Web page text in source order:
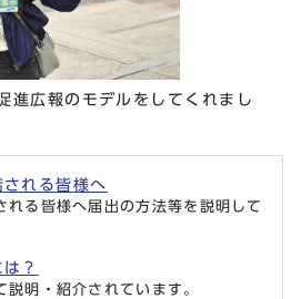
進広報のモデルをしてくれまし
れる皆様へ
れる皆様へ届出の方法等を説明して
？
説明・紹介されています。